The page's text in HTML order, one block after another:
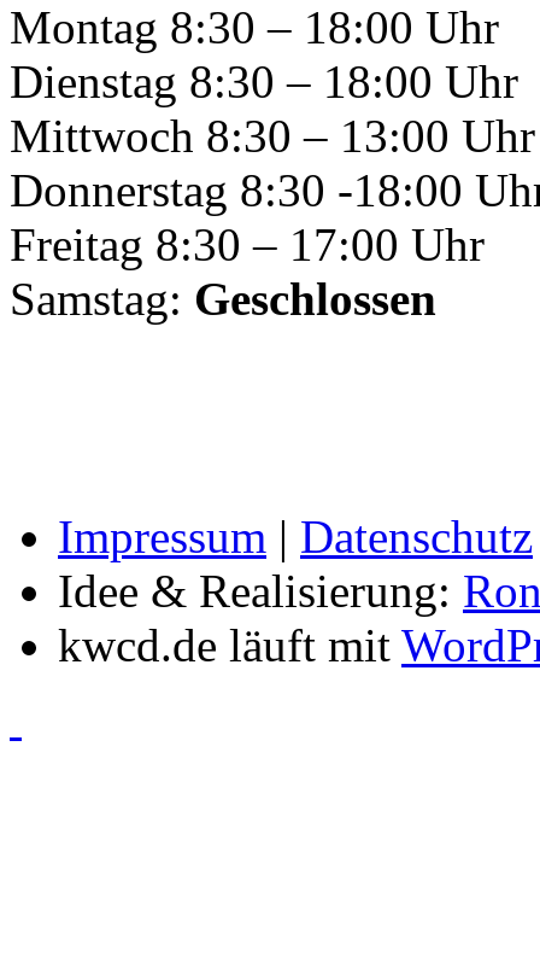
Montag 8:30 – 18:00 Uhr
Dienstag 8:30 – 18:00 Uhr
Mittwoch 8:30 – 13:00 Uhr
Donnerstag 8:30 -18:00
Freitag 8:30 – 17:00 Uhr
Samstag: Geschlossen
Impressum | Datenschutz
Idee & Realisierung:
kwcd.de läuft mit